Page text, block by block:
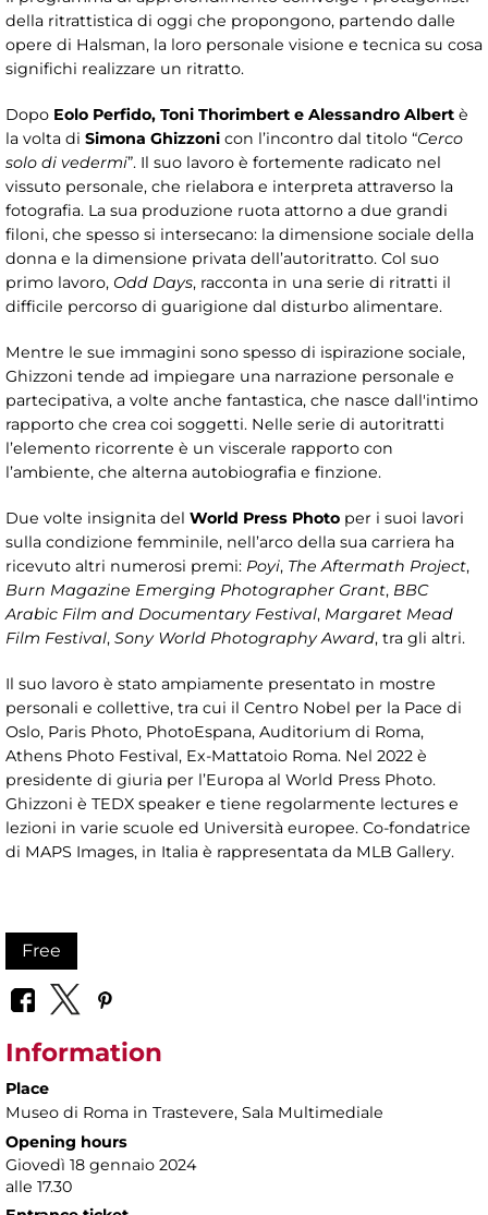
della ritrattistica di oggi che propongono, partendo dalle
opere di Halsman, la loro personale visione e tecnica su cosa
significhi realizzare un ritratto.
Dopo Eolo Perfido, Toni Thorimbert e Alessandro Albert è
la volta di Simona Ghizzoni con l’incontro dal titolo “Cerco
solo di vedermi”. Il suo lavoro è fortemente radicato nel
vissuto personale, che rielabora e interpreta attraverso la
fotografia. La sua produzione ruota attorno a due grandi
filoni, che spesso si intersecano: la dimensione sociale della
donna e la dimensione privata dell’autoritratto. Col suo
primo lavoro, Odd Days, racconta in una serie di ritratti il
difficile percorso di guarigione dal disturbo alimentare.
Mentre le sue immagini sono spesso di ispirazione sociale,
Ghizzoni tende ad impiegare una narrazione personale e
partecipativa, a volte anche fantastica, che nasce dall'intimo
rapporto che crea coi soggetti. Nelle serie di autoritratti
l’elemento ricorrente è un viscerale rapporto con
l’ambiente, che alterna autobiografia e finzione.
Due volte insignita del World Press Photo per i suoi lavori
sulla condizione femminile, nell’arco della sua carriera ha
ricevuto altri numerosi premi: Poyi, The Aftermath Project,
Burn Magazine Emerging Photographer Grant, BBC
Arabic Film and Documentary Festival, Margaret Mead
Film Festival, Sony World Photography Award, tra gli altri.
Il suo lavoro è stato ampiamente presentato in mostre
personali e collettive, tra cui il Centro Nobel per la Pace di
Oslo, Paris Photo, PhotoEspana, Auditorium di Roma,
Athens Photo Festival, Ex-Mattatoio Roma. Nel 2022 è
presidente di giuria per l’Europa al World Press Photo.
Ghizzoni è TEDX speaker e tiene regolarmente lectures e
lezioni in varie scuole ed Università europee. Co-fondatrice
di MAPS Images, in Italia è rappresentata da MLB Gallery.
Free
Information
Place
Museo di Roma in Trastevere, Sala Multimediale
Opening hours
Giovedì 18 gennaio 2024
alle 17.30